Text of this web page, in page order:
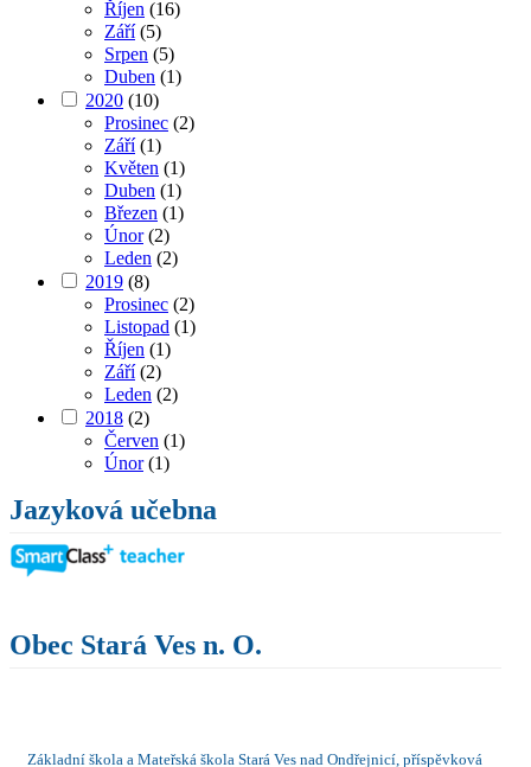
Říjen (16)
Září(5)
Srpen (5)
Duben (1)
2020 (10)
Prosinec (2)
Září(1)
Květen (1)
Duben (1)
Březen (1)
Únor(2)
Leden (2)
2019 (8)
Prosinec (2)
Listopad (1)
Říjen (1)
Září(2)
Leden (2)
2018 (2)
Červen (1)
Únor(1)
Jazyková učebna
Obec Stará Ves n. O.
Základní škola a Mateřská škola Stará Ves nad Ondřejnicí, příspěvková